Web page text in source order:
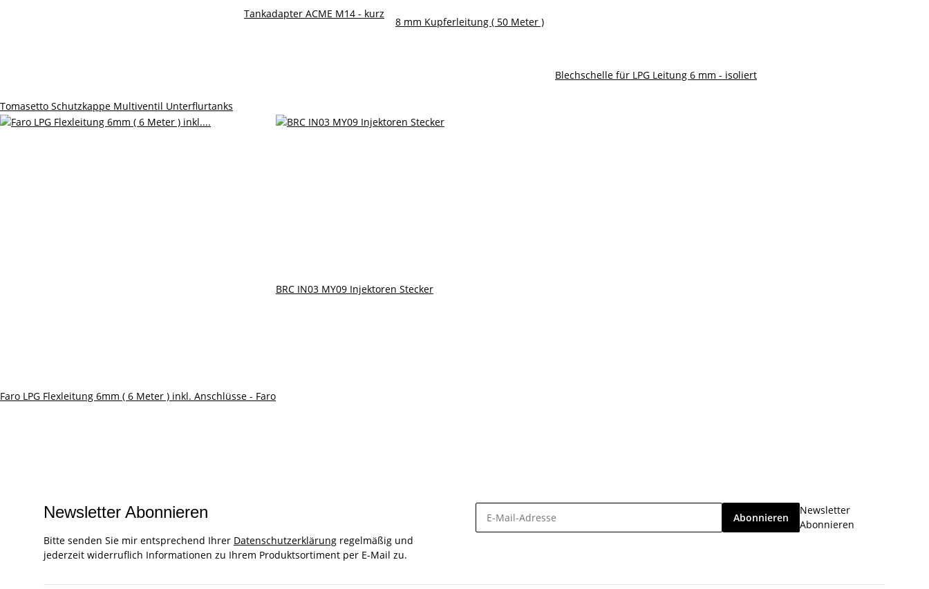
Tomasetto Schutzkappe Multiventil Unterflurtanks
Tankadapter ACME M14 - kurz
8 mm Kupferleitung ( 50 Meter )
Blechschelle für LPG Leitung 6 mm - isoliert
Faro LPG Flexleitung 6mm ( 6 Meter ) inkl. Anschlüsse - Faro
BRC IN03 MY09 Injektoren Stecker
Newsletter Abonnieren
Bitte senden Sie mir entsprechend Ihrer Datenschutzerklärung regelmäßig und
jederzeit widerruflich Informationen zu Ihrem Produktsortiment per E-Mail zu.
Abonnieren
Newsletter
Abonnieren